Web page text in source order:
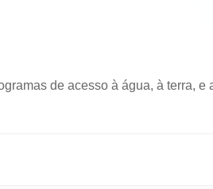
de acesso à água, à terra, e